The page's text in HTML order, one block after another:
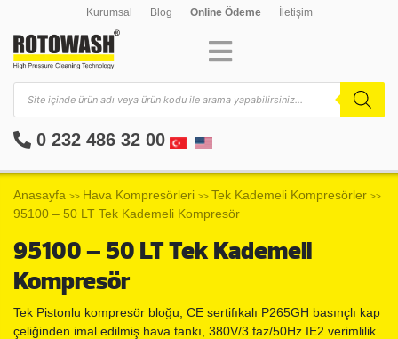
Kurumsal Blog Online Ödeme İletişim
0 232 486 32 00
Anasayfa >> Hava Kompresörleri >> Tek Kademeli Kompresörler >>
95100 – 50 LT Tek Kademeli Kompresör
95100 – 50 LT Tek Kademeli
Kompresör
Tek Pistonlu kompresör bloğu, CE sertifıkalı P265GH basınçlı kap
çeliğinden imal edilmiş hava tankı, 380V/3 faz/50Hz IE2 verimlilik